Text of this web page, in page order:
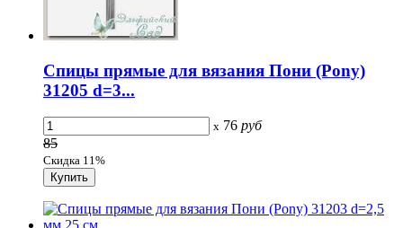
Спицы прямые для вязания Пони (Pony)
31205 d=3...
x 76 руб
85
Скидка 11%